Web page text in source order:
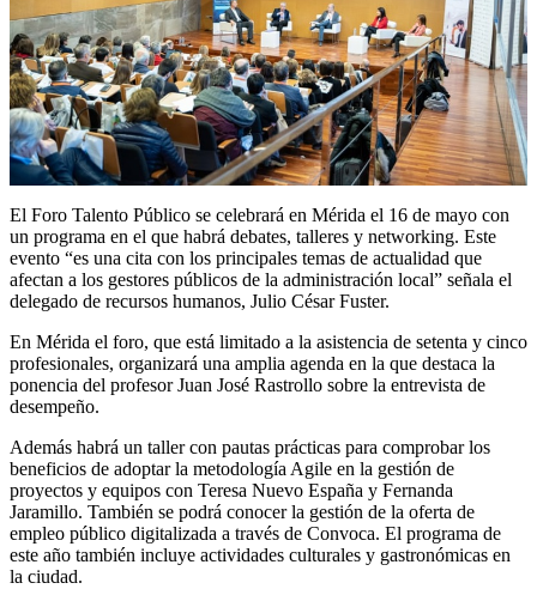
El Foro Talento Público se celebrará en Mérida el 16 de mayo con
un programa en el que habrá debates, talleres y networking. Este
evento “es una cita con los principales temas de actualidad que
afectan a los gestores públicos de la administración local” señala el
delegado de recursos humanos, Julio César Fuster.
En Mérida el foro, que está limitado a la asistencia de setenta y cinco
profesionales, organizará una amplia agenda en la que destaca la
ponencia del profesor Juan José Rastrollo sobre la entrevista de
desempeño.
Además habrá un taller con pautas prácticas para comprobar los
beneficios de adoptar la metodología Agile en la gestión de
proyectos y equipos con Teresa Nuevo España y Fernanda
Jaramillo. También se podrá conocer la gestión de la oferta de
empleo público digitalizada a través de Convoca. El programa de
este año también incluye actividades culturales y gastronómicas en
la ciudad.